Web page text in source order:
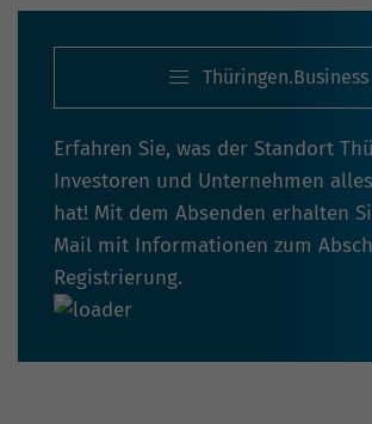
Thüringen.Business
Erfahren Sie, was der Standort
Investoren und Unternehmen
hat! Mit dem Absenden erhalten
Mail mit Informationen zum
Registrierung.